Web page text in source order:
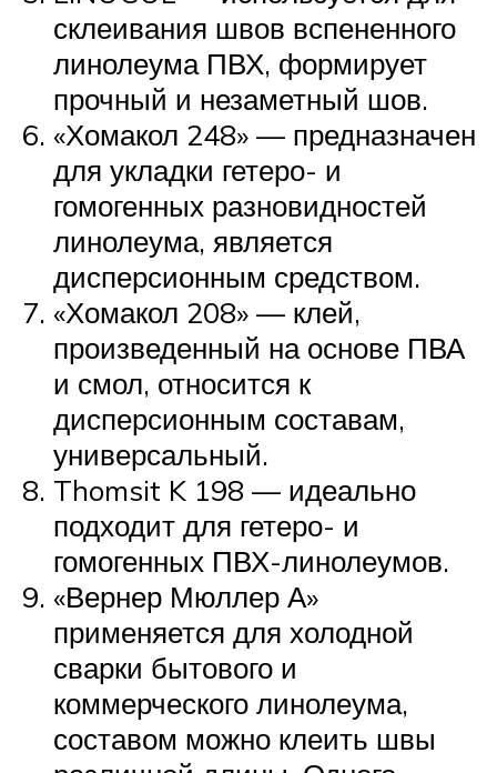
склеивания швов вспененного
линолеума ПВХ, формирует
прочный и незаметный шов.
«Хомакол 248» — предназначен
для укладки гетеро- и
гомогенных разновидностей
линолеума, является
дисперсионным средством.
«Хомакол 208» — клей,
произведенный на основе ПВА
и смол, относится к
дисперсионным составам,
универсальный.
Thomsit K 198 — идеально
подходит для гетеро- и
гомогенных ПВХ-линолеумов.
«Вернер Мюллер А»
применяется для холодной
сварки бытового и
коммерческого линолеума,
составом можно клеить швы